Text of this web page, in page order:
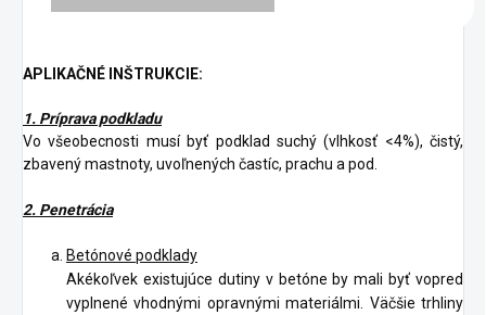
APLIKAČNÉ INŠTRUKCIE:
1. Príprava podkladu
Vo všeobecnosti musí byť podklad suchý (vlhkosť <4%), čistý,
zbavený mastnoty, uvoľnených častíc, prachu a pod.
2. Penetrácia
Betónové podklady
Akékoľvek existujúce dutiny v betóne by mali byť vopred
vyplnené vhodnými opravnými materiálmi. Väčšie trhliny